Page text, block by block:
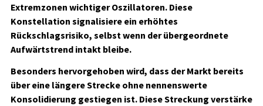
Extremzonen wichtiger Oszillatoren. Diese
Konstellation signalisiere ein erhöhtes
Rückschlagsrisiko, selbst wenn der übergeordnete
Aufwärtstrend intakt bleibe.
Besonders hervorgehoben wird, dass der Markt bereits
über eine längere Strecke ohne nennenswerte
Konsolidierung gestiegen ist. Diese Streckung verstärke